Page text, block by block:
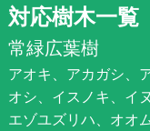
対応樹木一覧
常緑広葉樹
アオキ、アカガシ、
オシ、イスノキ、イ
エゾユズリハ、オオ